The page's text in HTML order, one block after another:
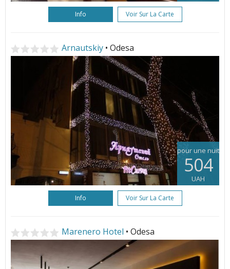
Info Voir Sur La Carte
Arnautskiy • Odesa
pour une nuit
504
UAH
Info Voir Sur La Carte
Marenero Hotel • Odesa